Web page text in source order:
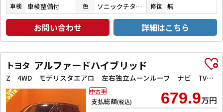
車検 車検整備付 色 ソニックチタニウム 修復 無
お問い合わせ 詳細はこちら
トヨタ アルファードハイブリッド
Z 4WD モデリスタエアロ 左右独立ムーンルーフ ナビ TV 全周囲カメラ フリップダウンモニター ブラインドスポットモニター オートクルーズコントロール 衝突被害軽減システム 両側電動スライドドア
支払総額(税込) 679.9万円
中古車